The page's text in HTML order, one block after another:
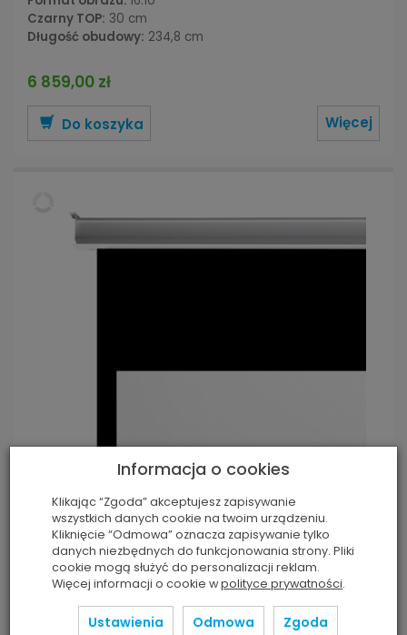
Czarny TOP: 30 cm
Długość obudowy: 234,8 cm
6 859,00 zł
Do koszyka Więcej
BT 16:10
Brak(0 szt.)
Wymiary ekranu:240 x 179 cm
Wymiary obrazu:230 x 144 cm 107"
Format obrazu:16:10
Czarny TOP:30 cm
Długość obudowy:254,8 cm
Informacja o cookies
Klikając “Zgoda” akceptujesz zapisywanie
wszystkich danych cookie na twoim urządzeniu.
Kliknięcie “Odmowa” oznacza zapisywanie tylko
danych niezbędnych do funkcjonowania strony. Pliki
cookie mogą służyć do personalizacji reklam.
Więcej informacji o cookie wpolityce prywatności.
Ustawienia Odmowa Zgoda